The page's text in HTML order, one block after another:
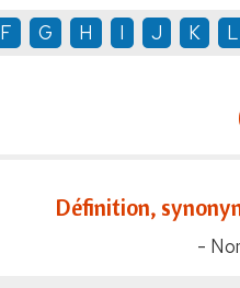
F G H I J K L
Définition,
-